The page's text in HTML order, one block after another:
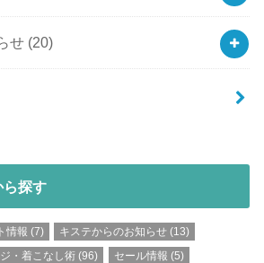
せ (20)
ら探す
情報 (7) キステからのお知らせ(13)
・着こなし術 (96) セール情報 (5)